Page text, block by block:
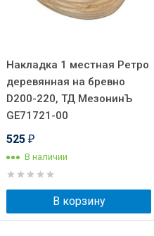
Накладка 1 местная Ретро
деревянная на бревно
D200-220, ТД МезонинЪ
GE71721-00
525 ₽
В наличии
В корзину